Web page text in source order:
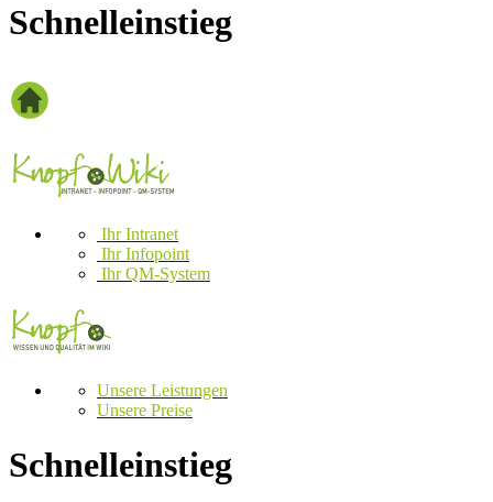
Schnelleinstieg
Ihr Intranet
Ihr Infopoint
Ihr QM-System
Unsere Leistungen
Unsere Preise
Schnelleinstieg